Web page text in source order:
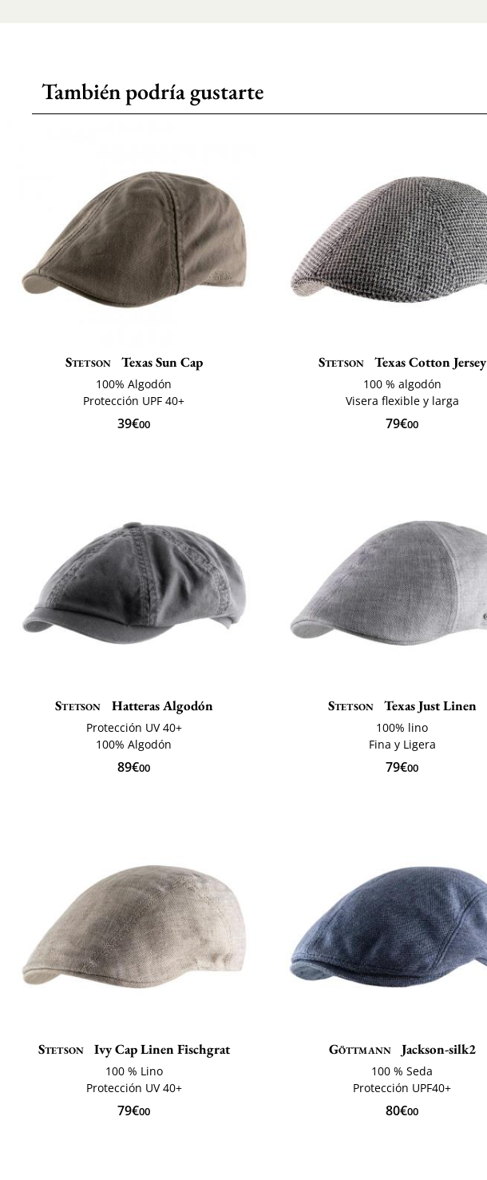
También podría gustarte
Stetson Texas Sun Cap
100% Algodón
Protección UPF 40+
39€00
Stetson Texas Cotton Jersey
100 % algodón
Visera flexible y larga
79€00
Stetson Hatteras Algodón
Protección UV 40+
100% Algodón
89€00
Stetson Texas Just Linen
100% lino
Fina y Ligera
79€00
Stetson Ivy Cap Linen Fischgrat
100 % Lino
Protección UV 40+
79€00
Göttmann Jackson-silk2
100 % Seda
Protección UPF40+
80€00